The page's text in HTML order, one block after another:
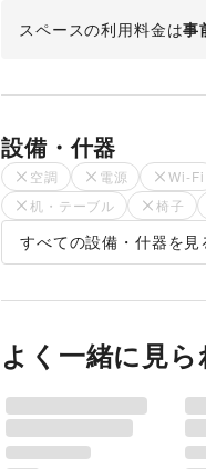
スペースの利用料金は事
設備・什器
空調 電源 Wi-Fi
机・テーブル
椅子
すべての設備・什器を見
よく一緒に見